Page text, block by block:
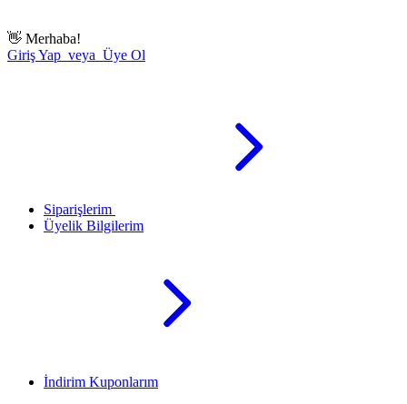
👋 Merhaba!
Giriş Yap veya Üye Ol
Siparişlerim
Üyelik Bilgilerim
İndirim Kuponlarım